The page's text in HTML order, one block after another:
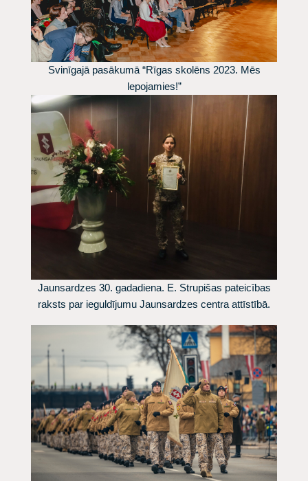
Svinīgajā pasākumā “Rīgas skolēns 2023. Mēs
lepojamies!”
Jaunsardzes 30. gadadiena. E. Strupišas pateicības
raksts par ieguldījumu Jaunsardzes centra attīstībā.